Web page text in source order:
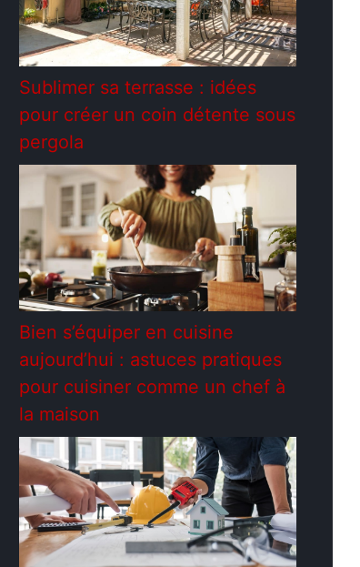
Sublimer sa terrasse : idées
pour créer un coin détente sous
pergola
Bien s’équiper en cuisine
aujourd’hui : astuces pratiques
pour cuisiner comme un chef à
la maison